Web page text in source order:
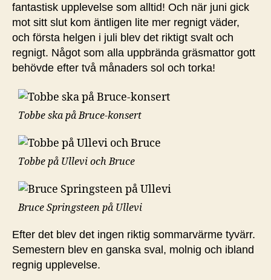
fantastisk upplevelse som alltid! Och när juni gick
mot sitt slut kom äntligen lite mer regnigt väder,
och första helgen i juli blev det riktigt svalt och
regnigt. Något som alla uppbrända gräsmattor gott
behövde efter två månaders sol och torka!
Tobbe ska på Bruce-konsert
Tobbe på Ullevi och Bruce
Bruce Springsteen på Ullevi
Efter det blev det ingen riktig sommarvärme tyvärr.
Semestern blev en ganska sval, molnig och ibland
regnig upplevelse.